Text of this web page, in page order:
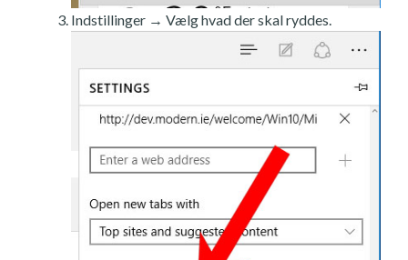
Indstillinger → Vælg hvad der skal ryddes.